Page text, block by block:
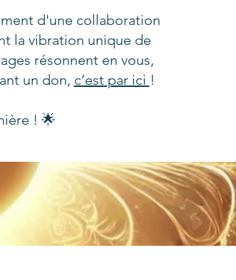
d'une collaboration
la vibration unique de
résonnent en vous,
un don, c’est par ici !
! 🌟